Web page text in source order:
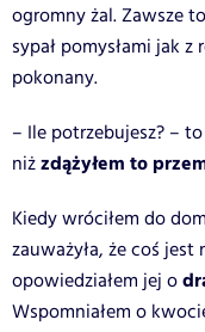
ogromny żal. Zawsze
sypał pomysłami jak z
pokonany.
– Ile potrzebujesz? –
niżzdążyłem to
Kiedy wróciłem do
zauważyła, że coś
opowiedziałem jej o
Wspomniałem o